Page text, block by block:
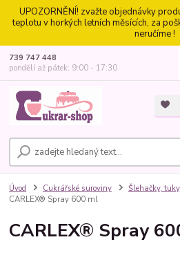
UPOZORNĚNÍ! zvažte objednávky
teplotu v horkých letních měsících, za
neručíme !
739 747 448
pondělí až pátek: 9:00 - 17:30
Úvod Cukrářské suroviny Šlehačky,
CARLEX® Spray 600 ml
CARLEX® Spray